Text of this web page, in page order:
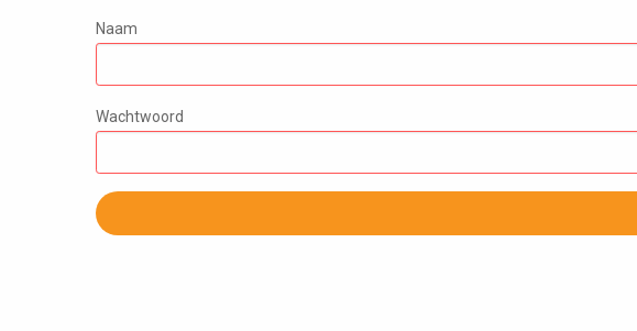
Naam
Wachtwoord